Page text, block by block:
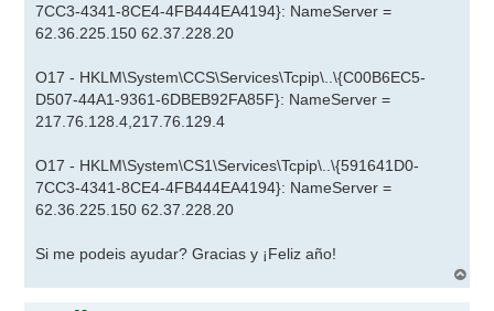
7CC3-4341-8CE4-4FB444EA4194}: NameServer =
62.36.225.150 62.37.228.20
O17 - HKLM\System\CCS\Services\Tcpip\..\{C00B6EC5-
D507-44A1-9361-6DBEB92FA85F}: NameServer =
217.76.128.4,217.76.129.4
O17 - HKLM\System\CS1\Services\Tcpip\..\{591641D0-
7CC3-4341-8CE4-4FB444EA4194}: NameServer =
62.36.225.150 62.37.228.20
Si me podeis ayudar? Gracias y ¡Feliz año!
r